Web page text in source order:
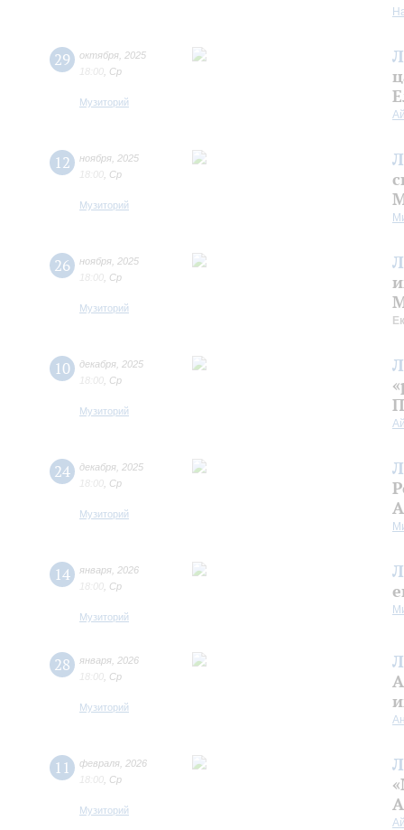
29 октября 2025
18:00 Ср
Музиторий
12 ноября 2025
18:00 Ср
Музиторий
26 ноября 2025
18:00 Ср
Музиторий
10 декабря 2025
18:00 Ср
Музиторий
24 декабря 2025
18:00 Ср
Музиторий
14 января 2026
18:00 Ср
Музиторий
28 января 2026
18:00 Ср
Музиторий
11 февраля 2026
18:00 Ср
Музиторий